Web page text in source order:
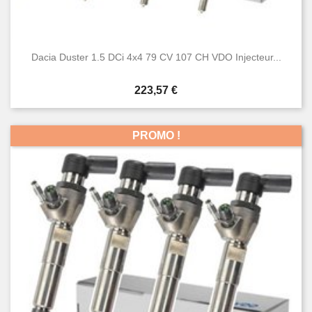
Dacia Duster 1.5 DCi 4x4 79 CV 107 CH VDO Injecteur...
Prix
223,57 €
PROMO !